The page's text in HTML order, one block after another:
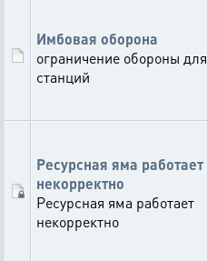
Имбовая оборона
ограничение обороны для
станций
Ресурсная яма работает
некорректно
Ресурсная яма работает
некорректно